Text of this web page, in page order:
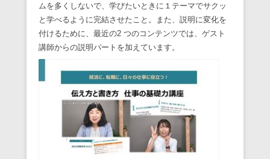
ムを多くしないで、学びたいときに１テーマでサクッ
と学べるように完結させたこと。また、説明に変化を
付けるために、最近の2 つのコンテンツでは、ゲスト
講師からの説明パートを加えています。